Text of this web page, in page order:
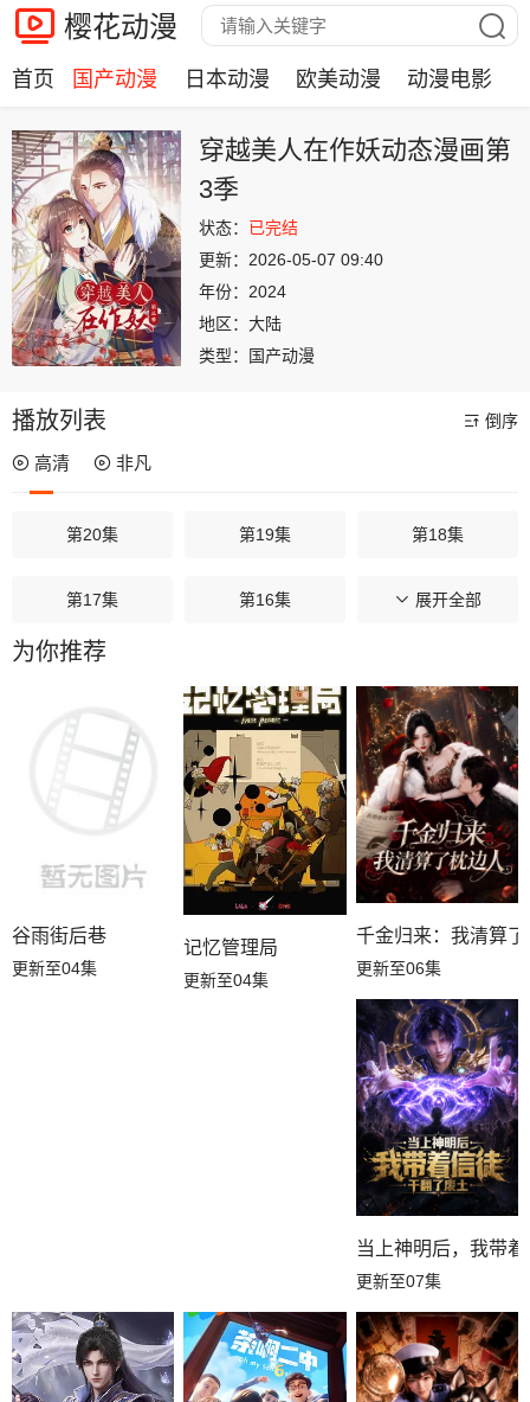
樱花动漫
首页 国产动漫 日本动漫 欧美动漫 动漫电影
穿越美人在作妖动态漫画第
3季
状态： 已完结
更新： 2026-05-07 09:40
年份： 2024
地区： 大陆
类型：
国产动漫
播放列表 倒序
高清 非凡
第20集 第19集 第18集
第17集 第16集 第15集
第14集
第10集 第09集
第08集 第07集 第06集
第05集 第04集 第03集
第02集
展开全部
为你推荐
谷雨街后巷
更新至04集
记忆管理局
更新至04集
千金归来：我清算
更新至06集
当上神明后，我带
更新至07集